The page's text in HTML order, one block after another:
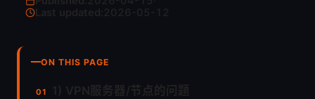
Last updated:
ON THIS PAGE